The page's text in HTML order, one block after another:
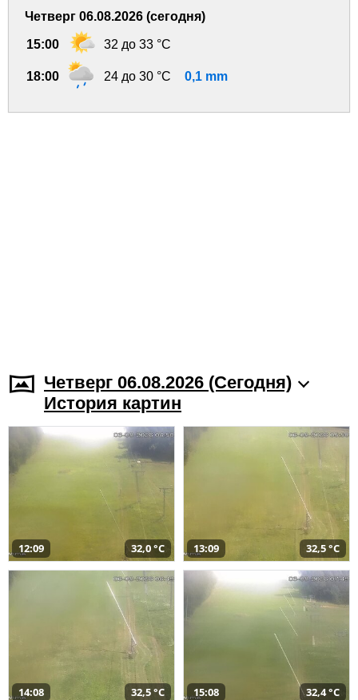
Четверг 06.08.2026 (сегодня)
15:00 32 до 33 °C
18:00 24 до 30 °C 0,1 mm
Четверг 06.08.2026 (Cегодня)
История картин
12:09 32,0 °C 13:09 32,5 °C
14:08 32,5 °C 15:08 32,4 °C